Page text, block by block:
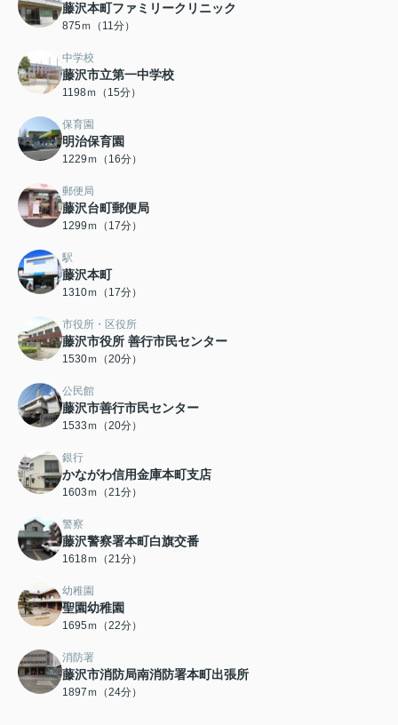
藤沢本町ファミリークリニック
875ｍ（11分）
中学校
藤沢市立第一中学校
1198ｍ（15分）
保育園
明治保育園
1229ｍ（16分）
郵便局
藤沢台町郵便局
1299ｍ（17分）
駅
藤沢本町
1310ｍ（17分）
市役所・区役所
藤沢市役所 善行市民センター
1530ｍ（20分）
公民館
藤沢市善行市民センター
1533ｍ（20分）
銀行
かながわ信用金庫本町支店
1603ｍ（21分）
警察
藤沢警察署本町白旗交番
1618ｍ（21分）
幼稚園
聖園幼稚園
1695ｍ（22分）
消防署
藤沢市消防局南消防署本町出張所
1897ｍ（24分）